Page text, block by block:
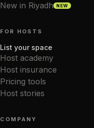
New in Riyadh NEW
FOR HOSTS
List your space
Host academy
Host insurance
Pricing tools
Host stories
COMPANY